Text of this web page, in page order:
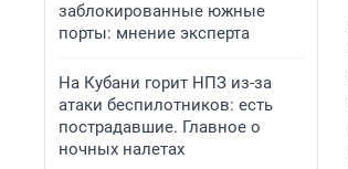
заблокированные южные
порты: мнение эксперта
На Кубани горит НПЗ из-за
атаки беспилотников: есть
пострадавшие. Главное о
ночных налетах